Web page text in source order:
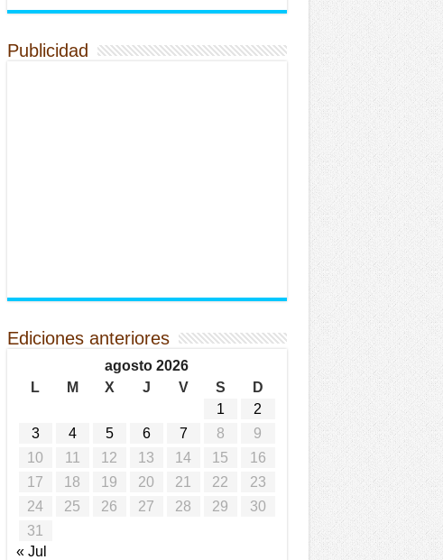
Publicidad
Ediciones anteriores
agosto 2026
L
M X J V S
D
1
2
3
4 5 6 7 8
9
10
11 12 13 14 15
16
17
18 19 20 21 22
23
24
25 26 27 28 29
30
31
« Jul